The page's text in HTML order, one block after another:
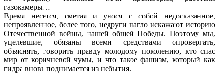
газокамеры…
Время несется, сметая и унося с собой недосказанное,
непроявленное, более того, недруги нагло искажают историю
Отечественной войны, нашей общей Победы. Поэтому мы,
уцелевшие, обязаны всеми средствами опровергать,
объяснять, говорить правду молодому поколению, кто спас
мир от коричневой чумы, и что такое фашизм, который как
гидра вновь поднимается из небытия.